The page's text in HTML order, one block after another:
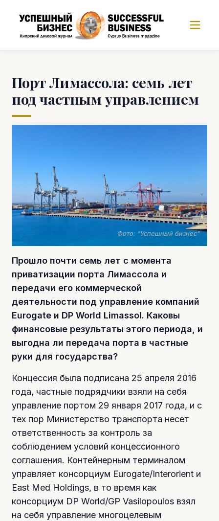
Порт Лимассола: семь лет
под частным управлением
Фото: "Успешный бизнес"
Прошло почти семь лет с момента
приватизации порта Лимассола и
передачи его коммерческой
деятельности под управление компаний
Eurogate и DP World Limassol. Каковы
финансовые результаты этого периода, и
выгодна ли передача порта в частные
руки для государства?
Концессия была подписана 25 апреля 2016
года, частные подрядчики взяли на себя
управление портом 29 января 2017 года, и с
тех пор Министерство транспорта несет
ответственность за контроль за
соблюдением условий концессионного
соглашения. Контейнерным терминалом
управляет консорциум Eurogate/Interorient и
East Med Holdings, в то время как
консорциум DP World/GP Vasilopoulos взял
на себя управление многоцелевым